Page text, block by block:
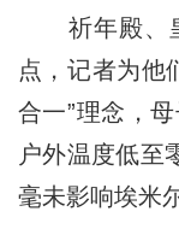
祈年殿、
点，记者为他
合一”理念，
户外温度低至
毫未影响埃米